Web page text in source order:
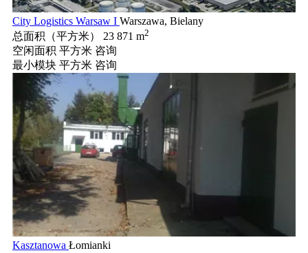
City Logistics Warsaw I Warszawa, Bielany
总面积（平方米）
23 871 m2
空闲面积 平方米 咨询
最小模块 平方米 咨询
Kasztanowa Łomianki